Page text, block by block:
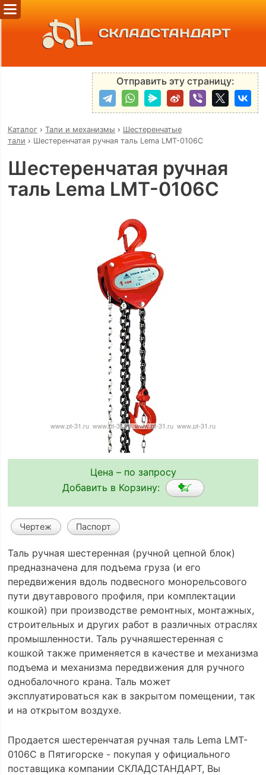
СКЛАДСТАНДАРТ
Отправить эту страницу:
Каталог› Тали и механизмы › Шестеренчатые
тали › Шестеренчатая ручная таль Lema LMT-0106C
Шестеренчатая ручная
таль Lema LMT-0106C
Цена – по запросу
Добавить в Корзину:
Чертеж Паспорт
Таль ручная шестеренная (ручной цепной блок)
предназначена для подъема груза (и его
передвижения вдоль подвесного монорельсового
пути двутаврового профиля, при комплектации
кошкой) при производстве ремонтных, монтажных,
строительных и других работ в различных отраслях
промышленности. Таль ручнаяшестеренная с
кошкой также применяется в качестве и механизма
подъема и механизма передвижения для ручного
однобалочного крана. Таль может
эксплуатироваться как в закрытом помещении, так
и на открытом воздухе.
Продается шестеренчатая ручная таль Lema LMT-
0106C в Пятигорске - покупая у официального
поставщика компании СКЛАДСТАНДАРТ, Вы